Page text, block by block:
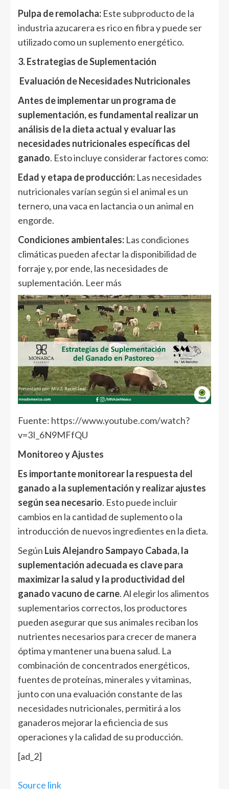
Pulpa de remolacha: Este subproducto de la
industria azucarera es rico en fibra y puede ser
utilizado como un suplemento energético.
3. Estrategias de Suplementación
Evaluación de Necesidades Nutricionales
Antes de implementar un programa de
suplementación, es fundamental realizar un
análisis de la dieta actual y evaluar las
necesidades nutricionales específicas del
ganado. Esto incluye considerar factores como:
Edad y etapa de producción: Las necesidades
nutricionales varían según si el animal es un
ternero, una vaca en lactancia o un animal en
engorde.
Condiciones ambientales: Las condiciones
climáticas pueden afectar la disponibilidad de
forraje y, por ende, las necesidades de
suplementación. Leer más
Fuente: https://www.youtube.com/watch?
v=3I_6N9MFfQU
Monitoreo y Ajustes
Es importante monitorear la respuesta del
ganado a la suplementación y realizar ajustes
según sea necesario. Esto puede incluir
cambios en la cantidad de suplemento o la
introducción de nuevos ingredientes en la dieta.
Según Luis Alejandro Sampayo Cabada, la
suplementación adecuada es clave para
maximizar la salud y la productividad del
ganado vacuno de carne. Al elegir los alimentos
suplementarios correctos, los productores
pueden asegurar que sus animales reciban los
nutrientes necesarios para crecer de manera
óptima y mantener una buena salud. La
combinación de concentrados energéticos,
fuentes de proteínas, minerales y vitaminas,
junto con una evaluación constante de las
necesidades nutricionales, permitirá a los
ganaderos mejorar la eficiencia de sus
operaciones y la calidad de su producción.
[ad_2]
Source link